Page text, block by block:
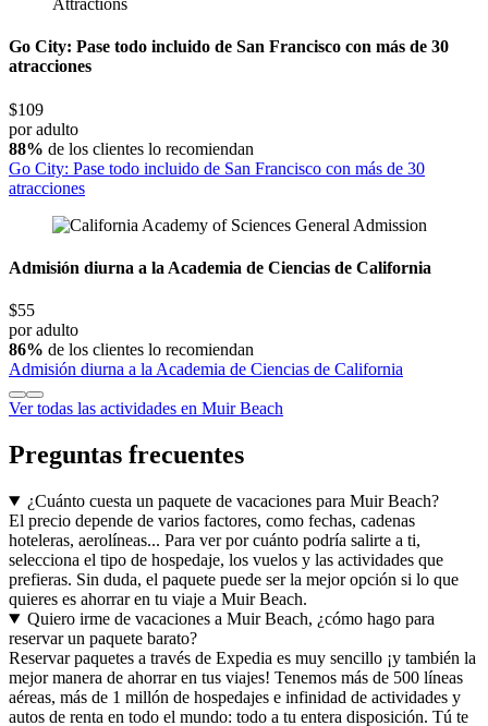
Go City: Pase todo incluido de San Francisco con más de 30
atracciones
$109
por adulto
88% de los clientes lo recomiendan
Go City: Pase todo incluido de San Francisco con más de 30
atracciones
Admisión diurna a la Academia de Ciencias de California
$55
por adulto
86% de los clientes lo recomiendan
Admisión diurna a la Academia de Ciencias de California
Ver todas las actividades en Muir Beach
Preguntas frecuentes
¿Cuánto cuesta un paquete de vacaciones para Muir Beach?
El precio depende de varios factores, como fechas, cadenas
hoteleras, aerolíneas... Para ver por cuánto podría salirte a ti,
selecciona el tipo de hospedaje, los vuelos y las actividades que
prefieras. Sin duda, el paquete puede ser la mejor opción si lo que
quieres es ahorrar en tu viaje a Muir Beach.
Quiero irme de vacaciones a Muir Beach, ¿cómo hago para
reservar un paquete barato?
Reservar paquetes a través de Expedia es muy sencillo ¡y también la
mejor manera de ahorrar en tus viajes! Tenemos más de 500 líneas
aéreas, más de 1 millón de hospedajes e infinidad de actividades y
autos de renta en todo el mundo: todo a tu entera disposición. Tú te